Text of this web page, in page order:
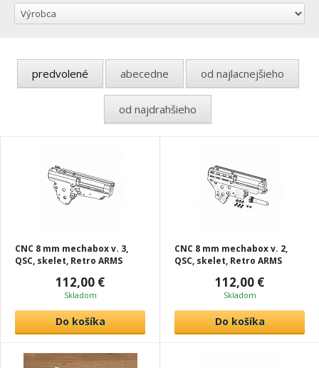
predvolené abecedne od najlacnejšieho
od najdrahšieho
CNC 8 mm mechabox v. 3,
QSC, skelet, Retro ARMS
112,00 €
Skladom
Do košíka
CNC 8 mm mechabox v. 2,
QSC, skelet, Retro ARMS
112,00 €
Skladom
Do košíka